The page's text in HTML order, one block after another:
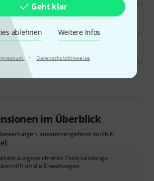
Geht klar
ablehnen Weitere Infos
· Datenschutzhinweise
im Überblick
zusammengefasst durch KI
ein ausgezeichnetes Preis-Leistungs-
oft die Erwartungen.